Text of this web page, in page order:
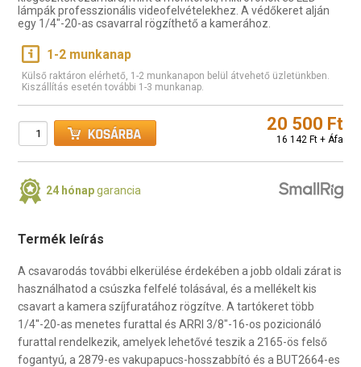
lámpák professzionális videofelvételekhez. A védőkeret alján
egy 1/4"-20-as csavarral rögzíthető a kamerához.
1-2 munkanap
Külső raktáron elérhető, 1-2 munkanapon belül átvehető üzletünkben.
Kiszállítás esetén további 1-3 munkanap.
20 500 Ft
16 142 Ft + Áfa
24 hónapgarancia
Termék leírás
A csavarodás további elkerülése érdekében a jobb oldali zárat is
használhatod a csúszka felfelé tolásával, és a mellékelt kis
csavart a kamera szíjfuratához rögzítve. A tartókeret több
1/4''-20-as menetes furattal és ARRI 3/8"-16-os pozicionáló
furattal rendelkezik, amelyek lehetővé teszik a 2165-ös felső
fogantyú, a 2879-es vakupapucs-hosszabbító és a BUT2664-es